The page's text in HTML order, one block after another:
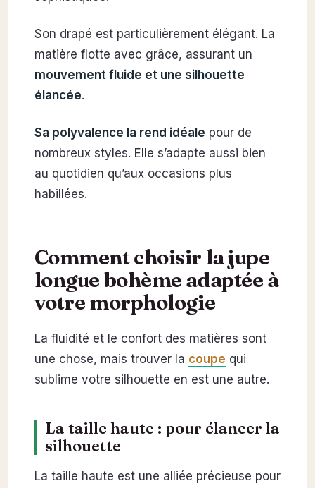
Son drapé est particulièrement élégant. La
matière flotte avec grâce, assurant un
mouvement fluide et une silhouette
élancée.
Sa polyvalence la rend idéale pour de
nombreux styles. Elle s’adapte aussi bien
au quotidien qu’aux occasions plus
habillées.
Comment choisir la jupe
longue bohème adaptée à
votre morphologie
La fluidité et le confort des matières sont
une chose, mais trouver la coupe qui
sublime votre silhouette en est une autre.
La taille haute : pour élancer la
silhouette
La taille haute est une alliée précieuse pour